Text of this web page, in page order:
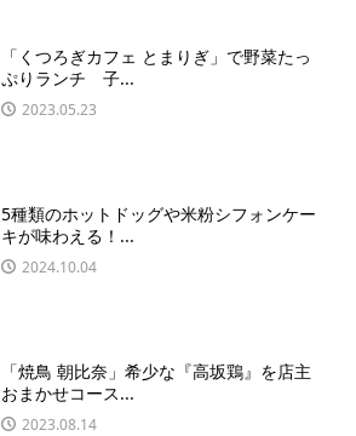
「くつろぎカフェ とまりぎ」で野菜たっ
ぷりランチ 子...
2023.05.23
5種類のホットドッグや米粉シフォンケー
キが味わえる！...
2024.10.04
「焼鳥 朝比奈」希少な『高坂鶏』を店主
おまかせコース...
2023.08.14